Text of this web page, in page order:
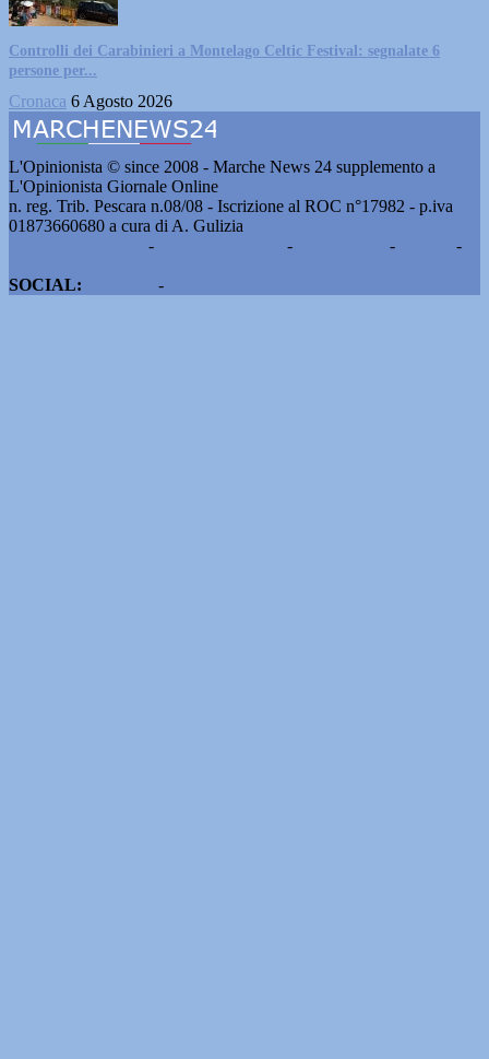
Controlli dei Carabinieri a Montelago Celtic Festival: segnalate 6
persone per...
Cronaca 6 Agosto 2026
L'Opinionista © since 2008 - Marche News 24 supplemento a
L'Opinionista Giornale Online
n. reg. Trib. Pescara n.08/08 - Iscrizione al ROC n°17982 - p.iva
01873660680 a cura di A. Gulizia
- - -
-
SOCIAL:
-